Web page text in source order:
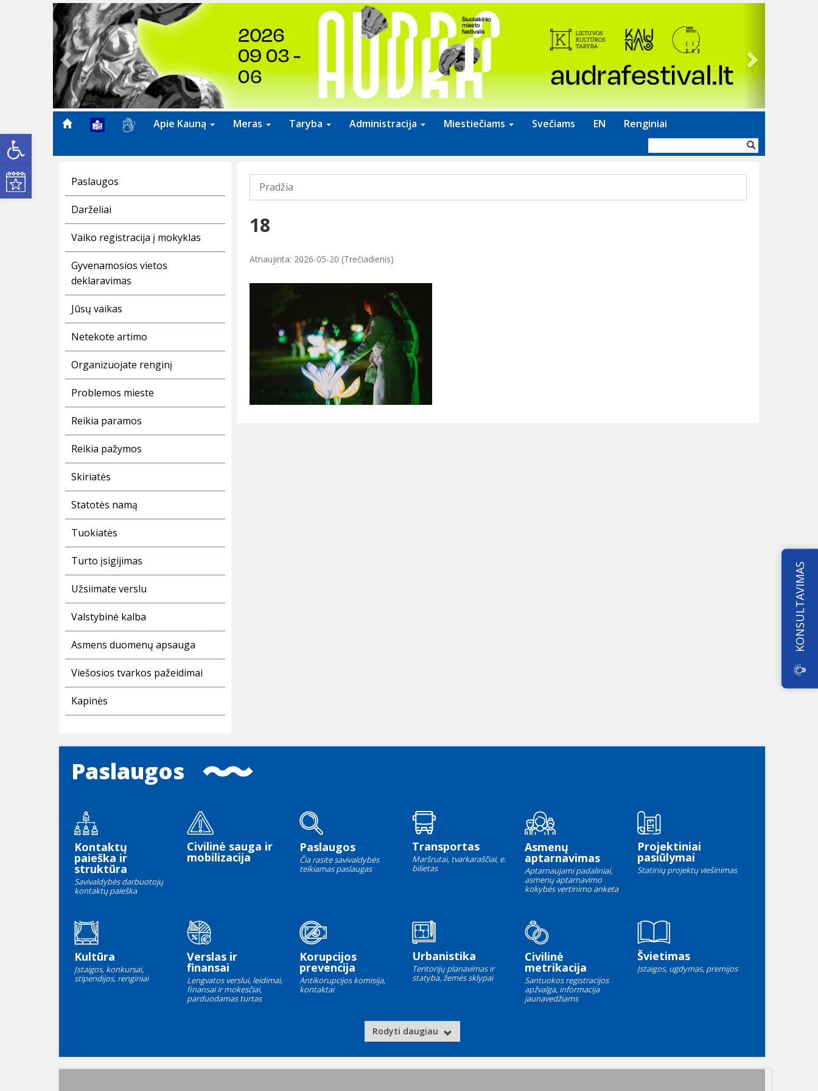
Open toolbar
Kultūros renginiai
Previous
Apie Kauną Meras Taryba Administracija Miestiečiams Svečiams EN Renginiai
forma
Paslaugos
Darželiai
Vaiko registracija į mokyklas
Gyvenamosios vietos
deklaravimas
Jūsų vaikas
Netekote artimo
Organizuojate renginį
Problemos mieste
Reikia paramos
Reikia pažymos
Skiriatės
Statotės namą
Tuokiatės
Turto įsigijimas
Užsiimate verslu
Valstybinė kalba
Asmens duomenų apsauga
Viešosios tvarkos pažeidimai
Kapinės
Pradžia
18
Atnaujinta: 2026-05-20 (Trečiadienis)
Paslaugos
Kontaktų
paieška ir
struktūra
Savivaldybės darbuotojų
kontaktų paieška
Civilinė sauga ir
mobilizacija
Paslaugos
Čia rasite savivaldybės
teikiamas paslaugas
Transportas
Maršrutai, tvarkaraščiai, e.
bilietas
Asmenų
aptarnavimas
Aptarnaujami padaliniai,
asmenų aptarnavimo
kokybės vertinimo anketa
Projektiniai
pasiūlymai
Statinių projektų viešinimas
Kultūra
Įstaigos, konkursai,
stipendijos, renginiai
Verslas ir
finansai
Lengvatos verslui, leidimai,
finansai ir mokesčiai,
parduodamas turtas
Korupcijos
prevencija
Antikorupcijos komisija,
kontaktai
Urbanistika
Teritorijų planavimas ir
statyba, žemės sklypai
Civilinė
metrikacija
Santuokos registracijos
apžvalga, informacija
jaunavedžiams
Švietimas
Įstaigos, ugdymas, premijos
Rodyti daugiau
KONSULTAVIMAS